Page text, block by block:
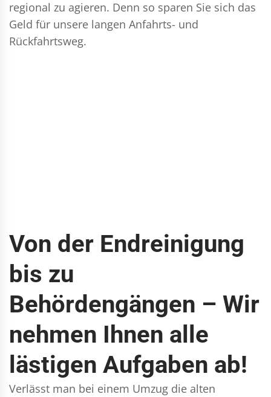
regional zu agieren. Denn so sparen Sie sich das
Geld für unsere langen Anfahrts- und
Rückfahrtsweg.
Von der Endreinigung
bis zu
Behördengängen – Wir
nehmen Ihnen alle
lästigen Aufgaben ab!
Verlässt man bei einem Umzug die alten